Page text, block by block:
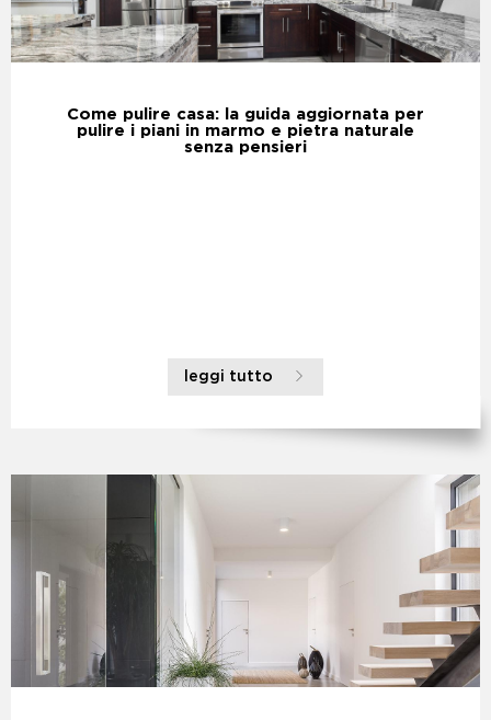
Come pulire casa: la guida aggiornata per
pulire i piani in marmo e pietra naturale
senza pensieri
leggi tutto